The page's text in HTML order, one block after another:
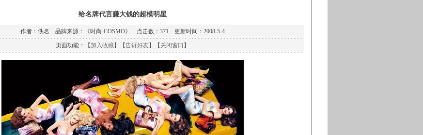
给名牌代言赚大钱的超模明星
作者：佚名 品牌来源：《时尚·COSMO》 点击数： 371 更新时间：2008-5-4
页面功能：【 加入收藏】【告诉好友】【 关闭窗口 】